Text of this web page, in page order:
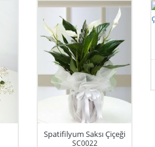
Spatifilyum Saksı Çiçeği
SC0022